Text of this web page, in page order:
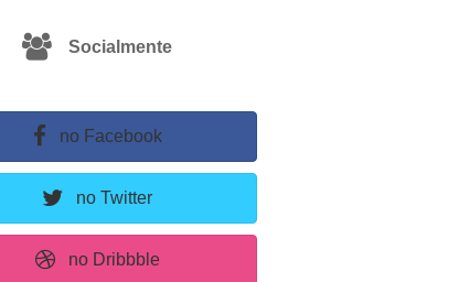
Socialmente
no Facebook
no Twitter
no Dribbble